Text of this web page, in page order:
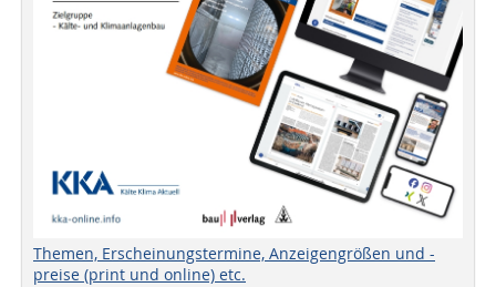
Themen, Erscheinungstermine, Anzeigengrößen und -
preise (print und online) etc.